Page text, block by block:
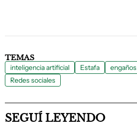
TEMAS
inteligencia artificial Estafa engaños
Redes sociales
SEGUÍ LEYENDO